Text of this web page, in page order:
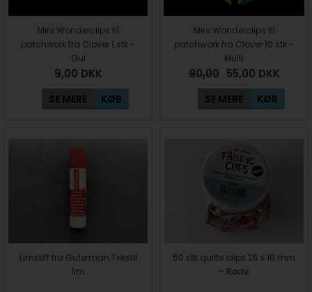
Mini Wonderclips til
patchwork fra Clover 1 stk -
Gul
9,00 DKK
SE MERE KØB
Mini Wonderclips til
patchwork fra Clover 10 stk -
Multi
90,00 55,00 DKK
SE MERE KØB
Limstift fra Guterman Tekstil
lim
50 stk quilte clips 26 x 10 mm
- Røde